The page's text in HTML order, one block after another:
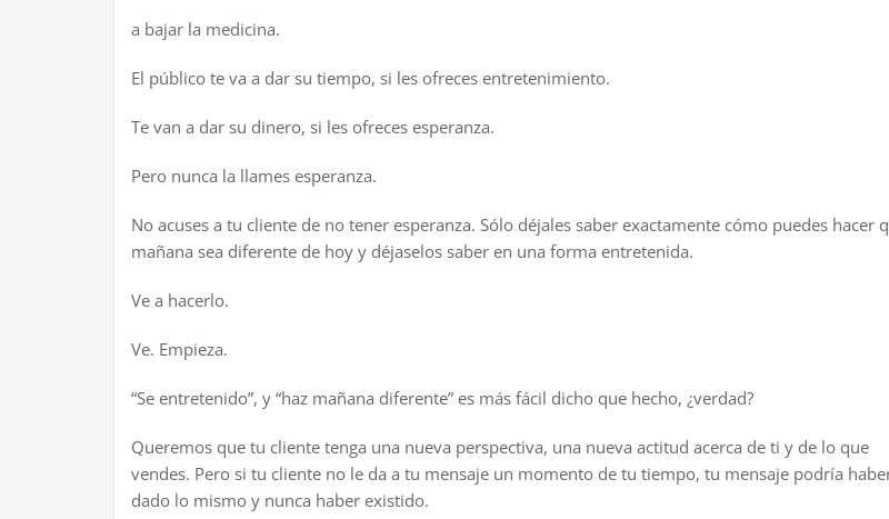
a bajar la medicina.
El público te va a dar su tiempo, si les ofreces entretenimiento.
Te van a dar su dinero, si les ofreces esperanza.
Pero nunca la llames esperanza.
No acuses a tu cliente de no tener esperanza. Sólo déjales saber exactamente cómo puedes hacer
mañana sea diferente de hoy y déjaselos saber en una forma entretenida.
Ve a hacerlo.
Ve. Empieza.
“Se entretenido”, y “haz mañana diferente” es más fácil dicho que hecho, ¿verdad?
Queremos que tu cliente tenga una nueva perspectiva, una nueva actitud acerca de ti y de lo que
vendes. Pero si tu cliente no le da a tu mensaje un momento de tu tiempo, tu mensaje podría
dado lo mismo y nunca haber existido.